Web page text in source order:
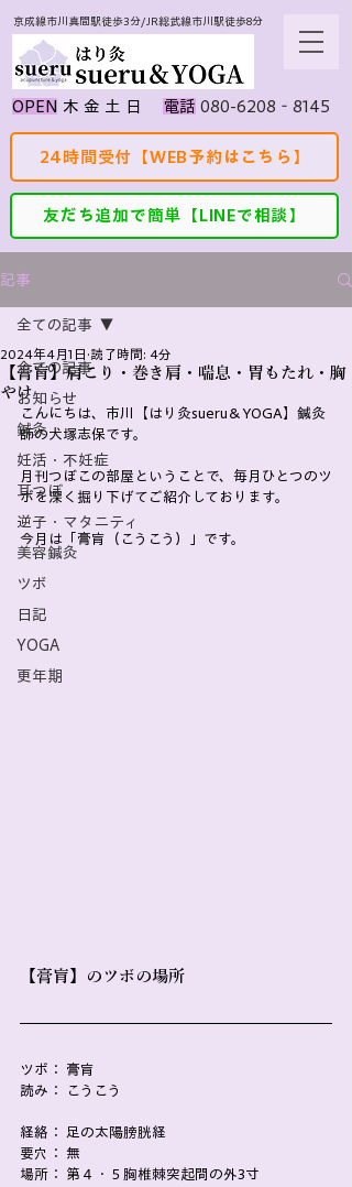
京成線市川真間駅徒歩3分/JR総武線市川駅徒歩8分
​OPEN ​木 金 土 日 ​電話 080-6208‐8145
24時間受付【WEB予約はこちら】
友だち追加で簡単【LINEで相談】
記事
全ての記事
お知らせ
鍼灸
妊活・不妊症
耳つぼ
逆子・マタニティ
美容鍼灸
ツボ
日記
YOGA
更年期
全ての記事
【膏肓】肩こり・巻き肩・喘息・胃もたれ・胸
やけ
2024年4月1日 読了時間: 4分
こんにちは、市川【はり灸sueru＆YOGA】鍼灸
師の犬塚志保です。
月刊つぼこの部屋ということで、毎月ひとつのツ
ボを深く掘り下げてご紹介しております。
今月は「膏肓（こうこう）」です。
【膏肓】のツボの場所
ツボ： 膏肓
読み： こうこう
経絡： 足の太陽膀胱経
要穴： 無
場所： 第４・５胸椎棘突起間の外3寸